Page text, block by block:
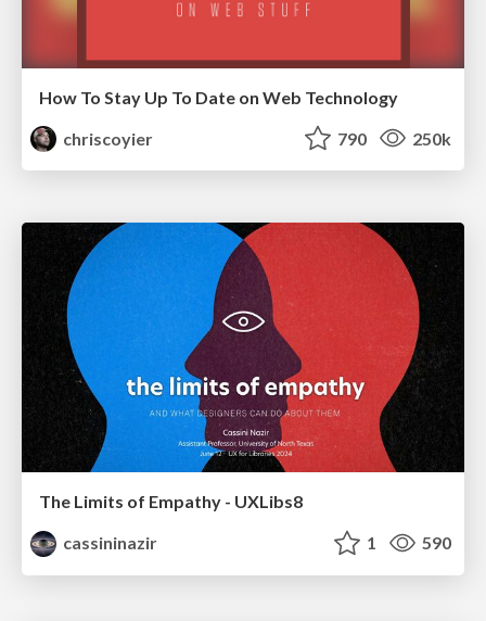
How To Stay Up To Date on Web Technology
chriscoyier
790 250k
The Limits of Empathy - UXLibs8
cassininazir
1 590